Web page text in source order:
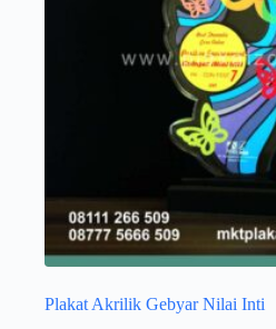
Plakat Akrilik Gebyar Nilai Inti